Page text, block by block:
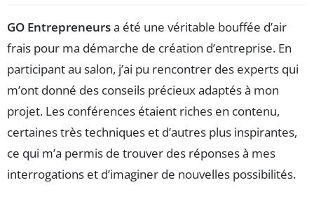
GO Entrepreneursa été une véritable bouffée d’air
frais pour ma démarche de création d’entreprise. En
participant au salon, j’ai pu rencontrer des experts qui
m’ont donné des conseils précieux adaptés à mon
projet. Les conférences étaient riches en contenu,
certaines très techniques et d’autres plus inspirantes,
ce qui m’a permis de trouver des réponses à mes
interrogations et d’imaginer de nouvelles possibilités.